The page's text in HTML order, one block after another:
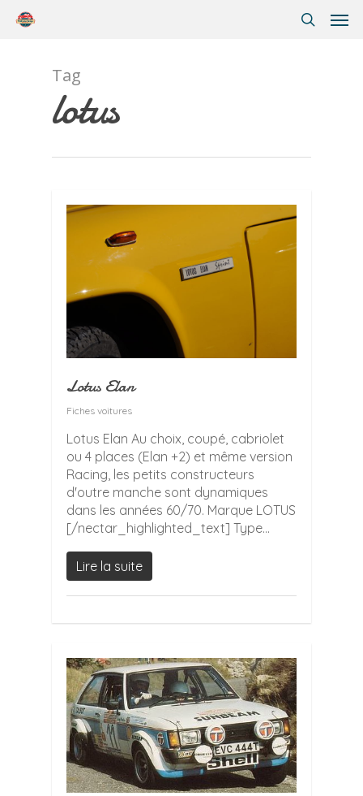
Tag
lotus
Lotus Elan
Fiches voitures
Lotus Elan Au choix, coupé, cabriolet
ou 4 places (Elan +2) et même version
Racing, les petits constructeurs
d'outre manche sont dynamiques
dans les années 60/70. Marque LOTUS
[/nectar_highlighted_text] Type...
Lire la suite